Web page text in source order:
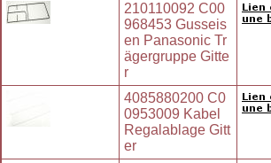
210110092 C00
968453 Gusseis
en Panasonic Tr
ägergruppe Gitte
r
4085880200 C0
0953009 Kabel
Regalablage Gitt
er